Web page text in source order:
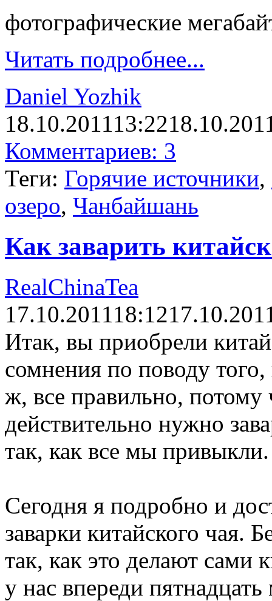
фотографические
Читать подробнее...
Daniel Yozhik
18.10.201113:22
Комментариев: 3
Теги: Горячие источники,
озеро, Чанбайшань
Как заварить
RealChinaTea
17.10.2011 18:12
Итак, вы приобрели
сомнения по поводу того,
ж, все правильно, потому
действительно нужно
так, как все мы привыкли.
Сегодня я подробно и
заварки китайского чая.
так, как это делают сами
у нас впереди